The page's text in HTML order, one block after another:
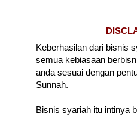
Keberhasilan dari bisnis
semua kebiasaan
anda sesuai dengan
Sunnah.
Bisnis syariah itu intinya